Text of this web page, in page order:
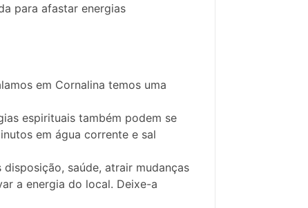
para afastar energias
em Cornalina temos uma
espirituais também podem se
em água corrente e sal
saúde, atrair mudanças
a energia do local. Deixe-a